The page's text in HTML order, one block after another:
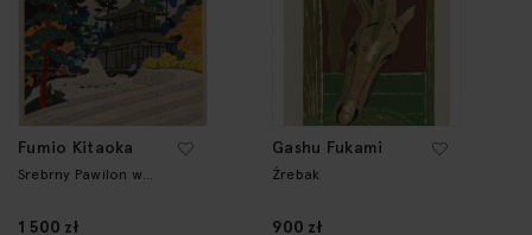
Fumio Kitaoka
Srebrny Pawilon w
1 500 zł
Gashu Fukami
Źrebak
900 zł